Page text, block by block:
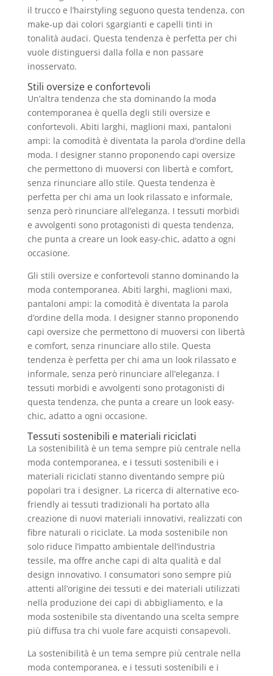
il trucco e l’hairstyling seguono questa tendenza, con
make-up dai colori sgargianti e capelli tinti in
tonalità audaci. Questa tendenza è perfetta per chi
vuole distinguersi dalla folla e non passare
inosservato.
Stili oversize e confortevoli
Un’altra tendenza che sta dominando la moda
contemporanea è quella degli stili oversize e
confortevoli. Abiti larghi, maglioni maxi, pantaloni
ampi: la comodità è diventata la parola d’ordine della
moda. I designer stanno proponendo capi oversize
che permettono di muoversi con libertà e comfort,
senza rinunciare allo stile. Questa tendenza è
perfetta per chi ama un look rilassato e informale,
senza però rinunciare all’eleganza. I tessuti morbidi
e avvolgenti sono protagonisti di questa tendenza,
che punta a creare un look easy-chic, adatto a ogni
occasione.
Gli stili oversize e confortevoli stanno dominando la
moda contemporanea. Abiti larghi, maglioni maxi,
pantaloni ampi: la comodità è diventata la parola
d’ordine della moda. I designer stanno proponendo
capi oversize che permettono di muoversi con libertà
e comfort, senza rinunciare allo stile. Questa
tendenza è perfetta per chi ama un look rilassato e
informale, senza però rinunciare all’eleganza. I
tessuti morbidi e avvolgenti sono protagonisti di
questa tendenza, che punta a creare un look easy-
chic, adatto a ogni occasione.
Tessuti sostenibili e materiali riciclati
La sostenibilità è un tema sempre più centrale nella
moda contemporanea, e i tessuti sostenibili e i
materiali riciclati stanno diventando sempre più
popolari tra i designer. La ricerca di alternative eco-
friendly ai tessuti tradizionali ha portato alla
creazione di nuovi materiali innovativi, realizzati con
fibre naturali o riciclate. La moda sostenibile non
solo riduce l’impatto ambientale dell’industria
tessile, ma offre anche capi di alta qualità e dal
design innovativo. I consumatori sono sempre più
attenti all’origine dei tessuti e dei materiali utilizzati
nella produzione dei capi di abbigliamento, e la
moda sostenibile sta diventando una scelta sempre
più diffusa tra chi vuole fare acquisti consapevoli.
La sostenibilità è un tema sempre più centrale nella
moda contemporanea, e i tessuti sostenibili e i